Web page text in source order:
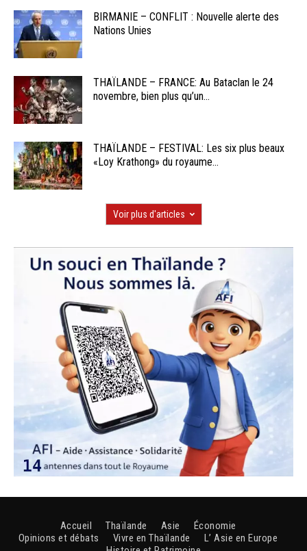
BIRMANIE – CONFLIT : Nouvelle alerte des
Nations Unies
THAÏLANDE – FRANCE: Au Bataclan le 24
novembre, bien plus qu’un...
THAÏLANDE – FESTIVAL: Les six plus beaux
«Loy Krathong» du royaume...
Voir plus d'articles
Accueil Thaïlande Asie
Économie
Opinions et débats
Vivre en Thaïlande
L’ Asie en Europe